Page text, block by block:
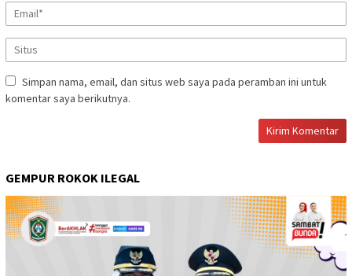
Simpan nama, email, dan situs web saya pada peramban ini untuk
komentar saya berikutnya.
GEMPUR ROKOK ILEGAL